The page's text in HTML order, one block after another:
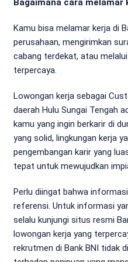
Bagaimana cara melamar
Kamu bisa melamar kerja di
perusahaan, mengirimkan
cabang terdekat, atau
terpercaya.
Lowongan kerja sebagai
daerah Hulu Sungai Tengah
kamu yang ingin berkarir di
yang solid, lingkungan kerja
pengembangan karir yang
tepat untuk mewujudkan
Perlu diingat bahwa
referensi. Untuk informasi
selalu kunjungi situs resmi
lowongan kerja yang
rekrutmen di Bank BNI tidak